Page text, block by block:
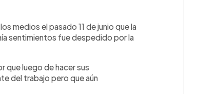
medios el pasado 11 de junio que la
sentimientos fue despedido por la
que luego de hacer sus
del trabajo pero que aún